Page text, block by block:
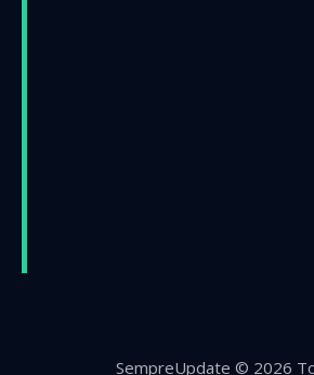
SempreUpdate © 2026